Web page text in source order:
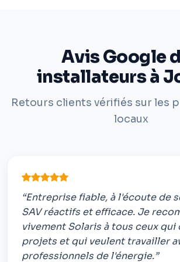
Avis Google
installateurs à
Retours clients vérifiés sur les
locaux
“Entreprise fiable, à l'écoute de
SAV réactifs et efficace. Je
vivement Solaris à tous ceux qui
projets et qui veulent travailler
professionnels de l'énergie.”